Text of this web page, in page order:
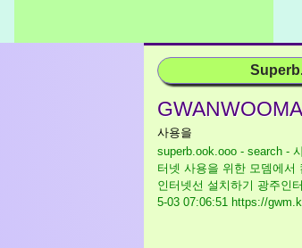
사용을
superb.ook.ooo - search -
터넷 사용을 위한 모뎀에서
인터넷선 설치하기 광주인
5-03 07:06:51 https://